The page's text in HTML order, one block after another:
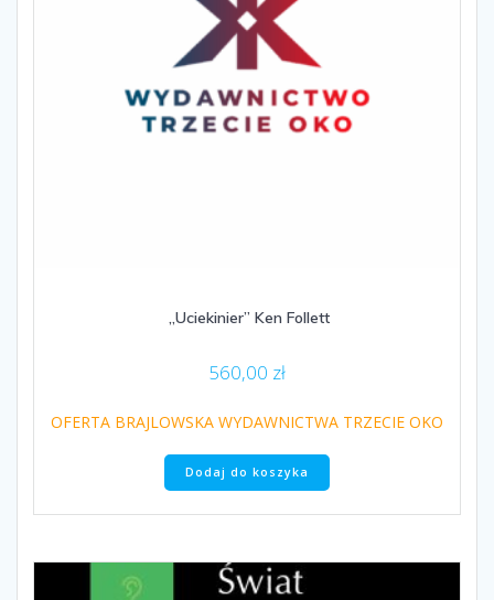
„Uciekinier” Ken Follett
560,00 zł
OFERTA BRAJLOWSKA WYDAWNICTWA TRZECIE OKO
Dodaj do koszyka